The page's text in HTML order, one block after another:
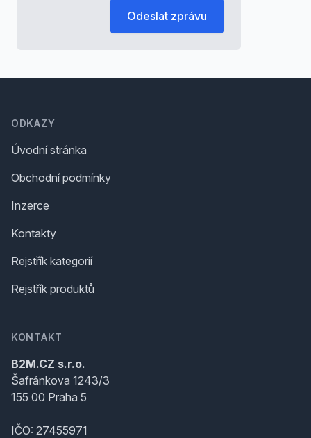
Odeslat zprávu
ODKAZY
Úvodní stránka
Obchodní podmínky
Inzerce
Kontakty
Rejstřík kategorií
Rejstřík produktů
KONTAKT
B2M.CZ s.r.o.
Šafránkova 1243/3
155 00 Praha 5
IČO: 27455971